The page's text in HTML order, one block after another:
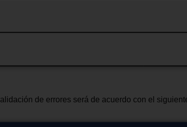
de errores será de acuerdo con el